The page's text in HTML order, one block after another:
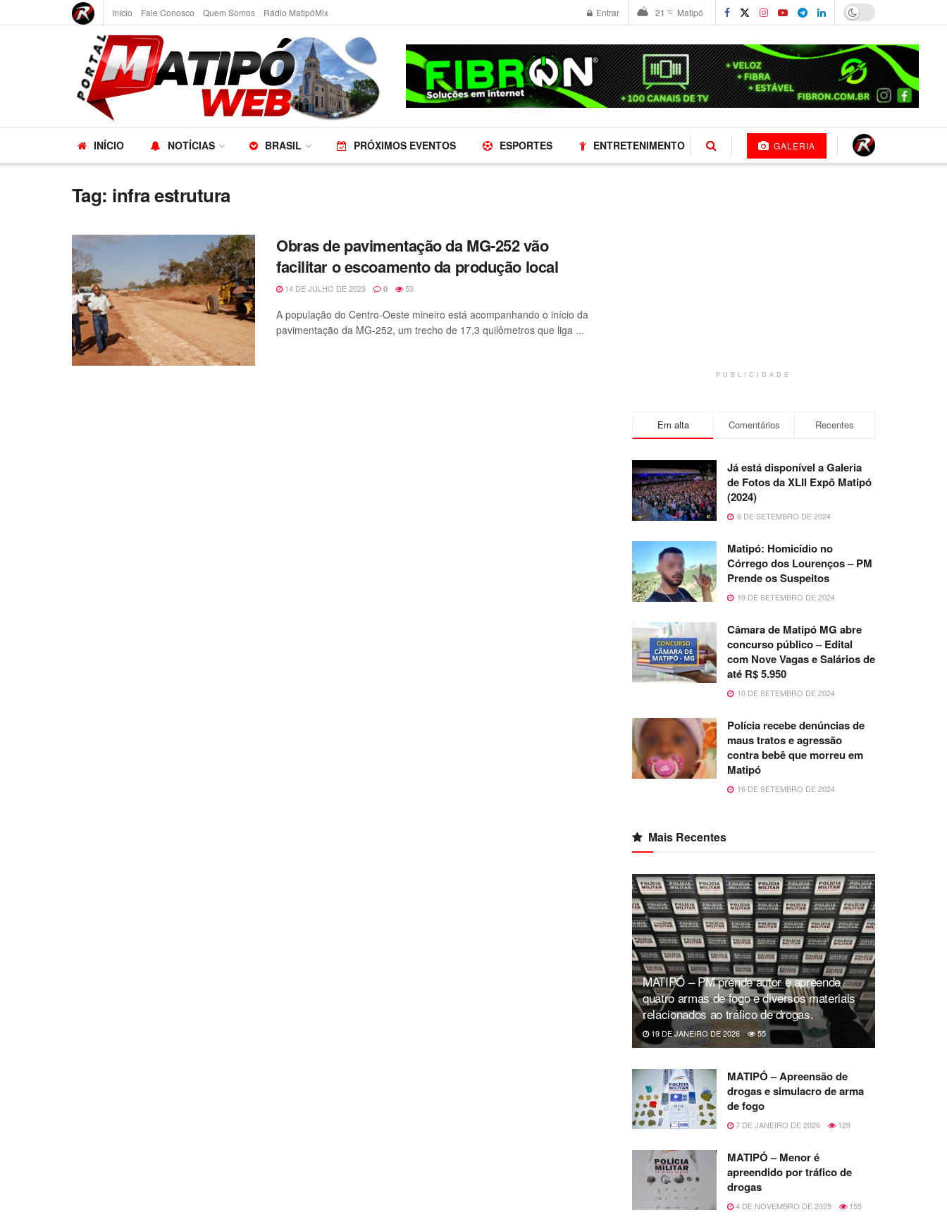
Início Fale Conosco Quem Somos Rádio MatipóMix Entrar 21 °C Matipó
INÍCIO NOTÍCIAS BRASIL PRÓXIMOS EVENTOS ESPORTES ENTRETENIMENTO GALERIA
Tag: infra estrutura
Obras de pavimentação da MG-252 vão
facilitar o escoamento da produção local
14 DE JULHO DE 2023 0 53
A população do Centro-Oeste mineiro está acompanhando o início da
pavimentação da MG-252, um trecho de 17,3 quilômetros que liga ...
PUBLICIDADE
Em alta Comentários Recentes
Já está disponível a Galeria
de Fotos da XLII Expô Matipó
(2024)
6 DE SETEMBRO DE 2024
Matipó: Homicídio no
Córrego dos Lourenços – PM
Prende os Suspeitos
19 DE SETEMBRO DE 2024
Câmara de Matipó MG abre
concurso público – Edital
com Nove Vagas e Salários de
até R$ 5.950
10 DE SETEMBRO DE 2024
Polícia recebe denúncias de
maus tratos e agressão
contra bebê que morreu em
Matipó
16 DE SETEMBRO DE 2024
Mais Recentes
MATIPÓ – PM prende autor e apreende
quatro armas de fogo e diversos materiais
relacionados ao tráfico de drogas.
19 DE JANEIRO DE 2026 55
MATIPÓ – Apreensão de
drogas e simulacro de arma
de fogo
7 DE JANEIRO DE 2026 129
MATIPÓ – Menor é
apreendido por tráfico de
drogas
4 DE NOVEMBRO DE 2025 155